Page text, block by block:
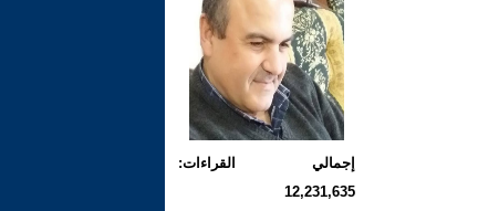
إجمالي القراءات:
12,231,635